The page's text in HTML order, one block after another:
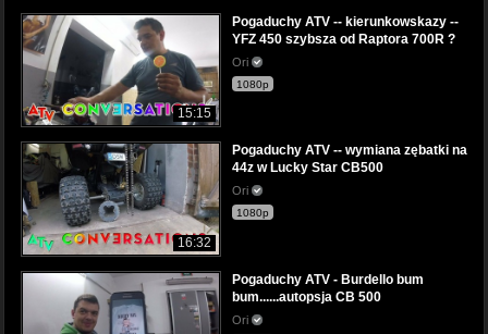
15:15
Pogaduchy ATV -- kierunkowskazy --
YFZ 450 szybsza od Raptora 700R ?
Ori
1080p
16:32
Pogaduchy ATV -- wymiana zębatki na
44z w Lucky Star CB500
Ori
1080p
Pogaduchy ATV - Burdello bum
bum......autopsja CB 500
Ori